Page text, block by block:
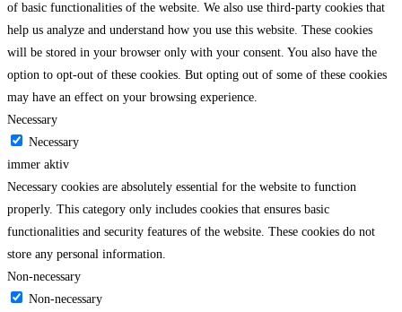
of basic functionalities of the website. We also use third-party cookies that
help us analyze and understand how you use this website. These cookies
will be stored in your browser only with your consent. You also have the
option to opt-out of these cookies. But opting out of some of these cookies
may have an effect on your browsing experience.
Necessary
Necessary
immer aktiv
Necessary cookies are absolutely essential for the website to function
properly. This category only includes cookies that ensures basic
functionalities and security features of the website. These cookies do not
store any personal information.
Non-necessary
Non-necessary